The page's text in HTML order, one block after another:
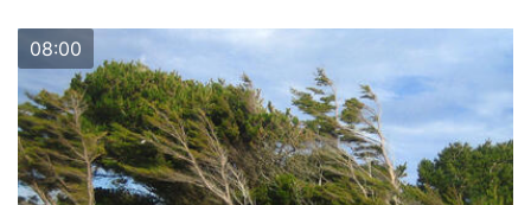
08:00